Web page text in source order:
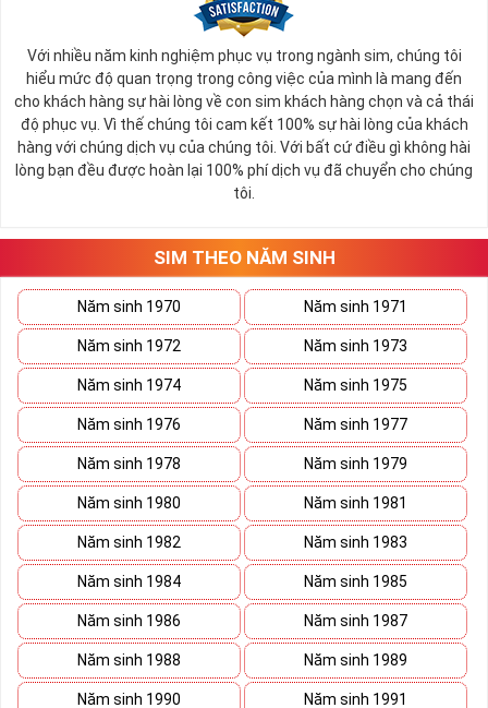
Với nhiều năm kinh nghiệm phục vụ trong ngành sim, chúng tôi
hiểu mức độ quan trọng trong công việc của mình là mang đến
cho khách hàng sự hài lòng về con sim khách hàng chọn và cả thái
độ phục vụ. Vì thế chúng tôi cam kết 100% sự hài lòng của khách
hàng với chúng dịch vụ của chúng tôi. Với bất cứ điều gì không hài
lòng bạn đều được hoàn lại 100% phí dịch vụ đã chuyển cho chúng
tôi.
SIM THEO NĂM SINH
Năm sinh 1970 Năm sinh 1971
Năm sinh 1972 Năm sinh 1973
Năm sinh 1974 Năm sinh 1975
Năm sinh 1976 Năm sinh 1977
Năm sinh 1978 Năm sinh 1979
Năm sinh 1980 Năm sinh 1981
Năm sinh 1982 Năm sinh 1983
Năm sinh 1984 Năm sinh 1985
Năm sinh 1986 Năm sinh 1987
Năm sinh 1988 Năm sinh 1989
Năm sinh 1990 Năm sinh 1991